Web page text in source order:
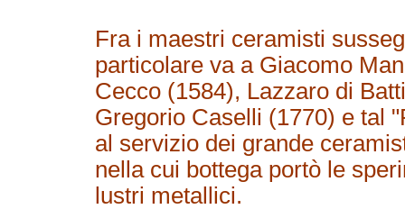
Fra i maestri ceramisti
particolare va a Giacomo
Cecco (1584), Lazzaro di
Gregorio Caselli (1770) e tal
al servizio dei grande
nella cui bottega portò le
lustri metallici.